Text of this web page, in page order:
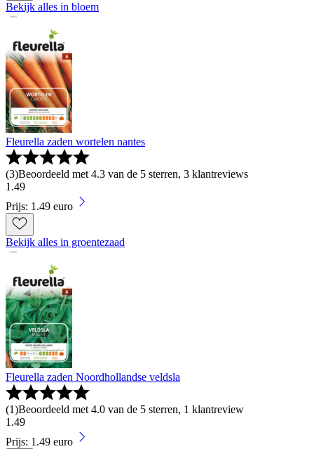
Bekijk alles in bloem
Fleurella zaden wortelen nantes
(3)Beoordeeld met 4.3 van de 5 sterren, 3 klantreviews
1 .49
Prijs: 1.49 euro
Bekijk alles in groentezaad
Fleurella zaden Noordhollandse veldsla
(1)Beoordeeld met 4.0 van de 5 sterren, 1 klantreview
1 .49
Prijs: 1.49 euro